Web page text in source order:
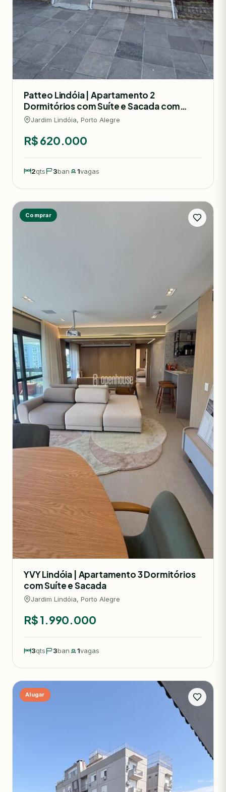
Patteo Lindóia | Apartamento 2
Dormitórios com Suíte e Sacada com
Churrasqueira
Jardim Lindóia, Porto Alegre
R$ 620.000
2qts 3ban 1vagas
Comprar
YVY Lindóia | Apartamento 3 Dormitórios
com Suíte e Sacada
Jardim Lindóia, Porto Alegre
R$ 1.990.000
3qts 3ban 1vagas
Alugar